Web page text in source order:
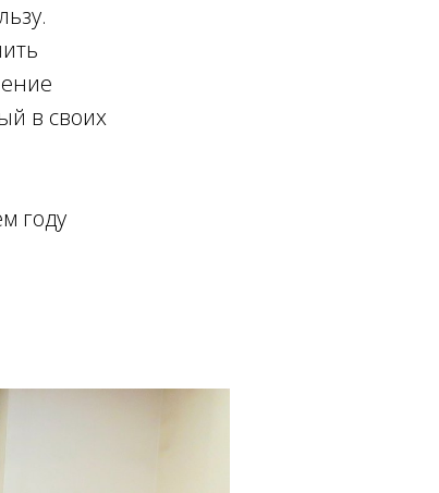
в своих
году